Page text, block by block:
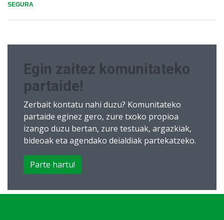
SEGURA
Egin zaitez komunitateko
partaide!
Zerbait kontatu nahi duzu? Komunitateko
partaide eginez gero, zure txoko propioa
izango duzu bertan, zure testuak, argazkiak,
bideoak eta agendako deialdiak partekatzeko.
Parte hartu!